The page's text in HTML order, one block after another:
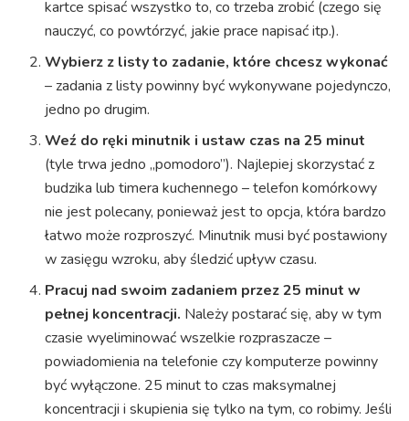
kartce spisać wszystko to, co trzeba zrobić (czego się
nauczyć, co powtórzyć, jakie prace napisać itp.).
Wybierz z listy to zadanie, które chcesz wykonać
– zadania z listy powinny być wykonywane pojedynczo,
jedno po drugim.
Weź do ręki minutnik i ustaw czas na 25 minut
(tyle trwa jedno „pomodoro”). Najlepiej skorzystać z
budzika lub timera kuchennego – telefon komórkowy
nie jest polecany, ponieważ jest to opcja, która bardzo
łatwo może rozproszyć. Minutnik musi być postawiony
w zasięgu wzroku, aby śledzić upływ czasu.
Pracuj nad swoim zadaniem przez 25 minut w
pełnej koncentracji. Należy postarać się, aby w tym
czasie wyeliminować wszelkie rozpraszacze –
powiadomienia na telefonie czy komputerze powinny
być wyłączone. 25 minut to czas maksymalnej
koncentracji i skupienia się tylko na tym, co robimy. Jeśli